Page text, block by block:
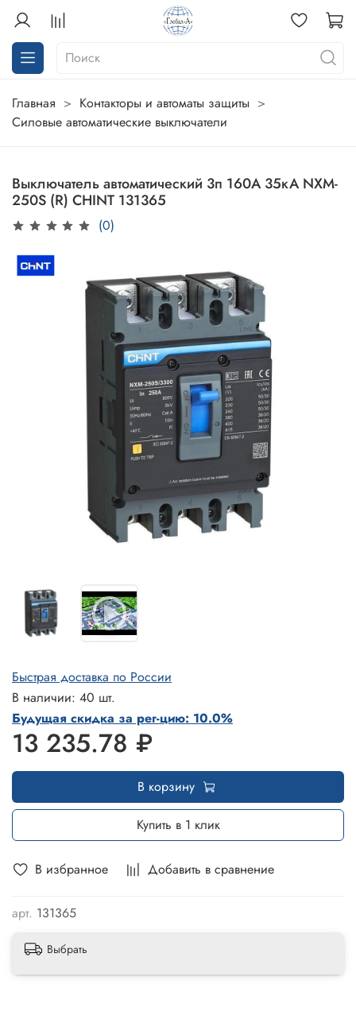
Главная
Контакторы и автоматы защиты
Силовые автоматические выключатели
Выключатель автоматический 3п 160А 35кА NXM-
250S (R) CHINT 131365
(0)
В избранное Добавить в сравнение
арт. 131365
Быстрая доставка по России
В наличии: 40 шт.
Будущая скидка за рег-цию: 10.0%
13 235.78 ₽
В корзину
Купить в 1 клик
Выбрать